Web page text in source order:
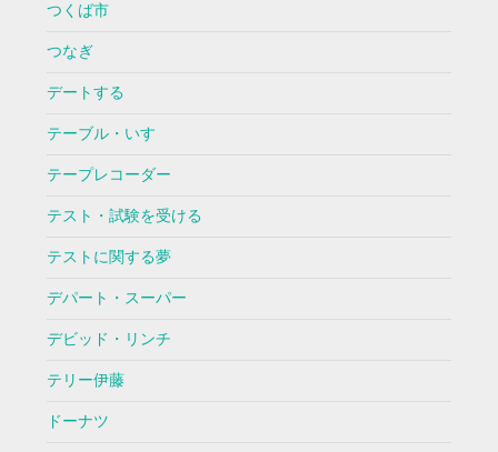
つくば市
つなぎ
デートする
テーブル・いす
テープレコーダー
テスト・試験を受ける
テストに関する夢
デパート・スーパー
デビッド・リンチ
テリー伊藤
ドーナツ